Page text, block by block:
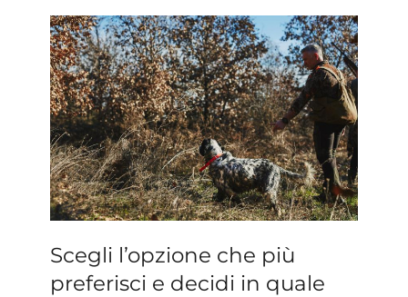
Scegli l’opzione che più
preferisci e decidi in quale